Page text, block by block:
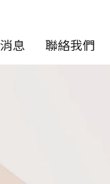
息 聯絡我們